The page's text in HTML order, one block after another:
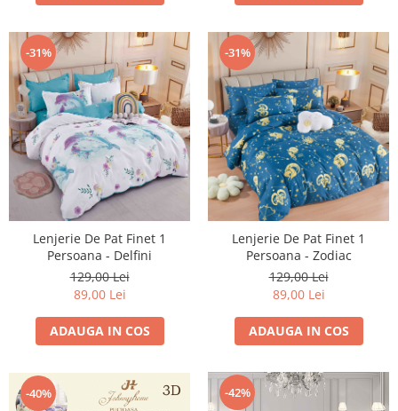
-31%
Lenjerie De Pat Finet 1
Persoana - Delfini
129,00 Lei
89,00 Lei
ADAUGA IN COS
-31%
Lenjerie De Pat Finet 1
Persoana - Zodiac
129,00 Lei
89,00 Lei
ADAUGA IN COS
-40% -42%